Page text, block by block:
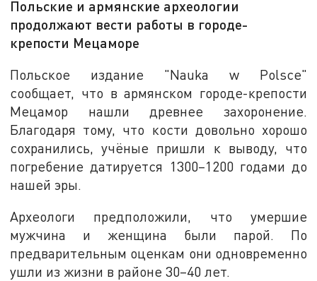
Польские и армянские археологии
продолжают вести работы в городе-
крепости Мецаморе
Польское издание "Nauka w Polsce"
сообщает, что в армянском городе-крепости
Мецамор нашли древнее захоронение.
Благодаря тому, что кости довольно хорошо
сохранились, учёные пришли к выводу, что
погребение датируется 1300–1200 годами до
нашей эры.
Археологи предположили, что умершие
мужчина и женщина были парой. По
предварительным оценкам они одновременно
ушли из жизни в районе 30–40 лет.